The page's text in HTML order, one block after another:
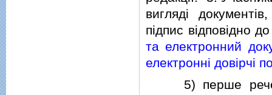
виглядi
пiдпис вiдповiдно
та електронний
електроннi довiрчi
5) перше